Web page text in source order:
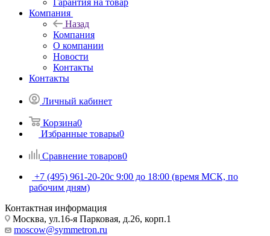
Гарантия на товар
Компания
Назад
Компания
О компании
Новости
Контакты
Контакты
Личный кабинет
Корзина0
Избранные товары0
Сравнение товаров0
+7 (495) 961-20-20с 9:00 до 18:00 (время МСК, по
рабочим дням)
Контактная информация
Москва, ул.16-я Парковая, д.26, корп.1
moscow@symmetron.ru